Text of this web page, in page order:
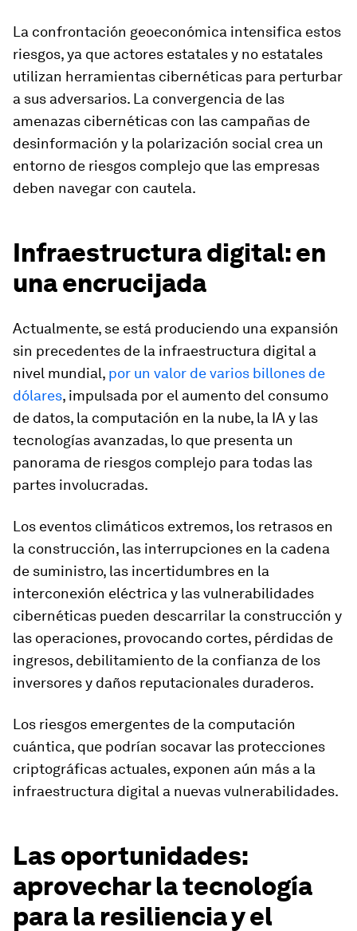
La confrontación geoeconómica intensifica estos
riesgos, ya que actores estatales y no estatales
utilizan herramientas cibernéticas para perturbar
a sus adversarios. La convergencia de las
amenazas cibernéticas con las campañas de
desinformación y la polarización social crea un
entorno de riesgos complejo que las empresas
deben navegar con cautela.
Infraestructura digital: en
una encrucijada
Actualmente, se está produciendo una expansión
sin precedentes de la infraestructura digital a
nivel mundial, por un valor de varios billones de
dólares, impulsada por el aumento del consumo
de datos, la computación en la nube, la IA y las
tecnologías avanzadas, lo que presenta un
panorama de riesgos complejo para todas las
partes involucradas.
Los eventos climáticos extremos, los retrasos en
la construcción, las interrupciones en la cadena
de suministro, las incertidumbres en la
interconexión eléctrica y las vulnerabilidades
cibernéticas pueden descarrilar la construcción y
las operaciones, provocando cortes, pérdidas de
ingresos, debilitamiento de la confianza de los
inversores y daños reputacionales duraderos.
Los riesgos emergentes de la computación
cuántica, que podrían socavar las protecciones
criptográficas actuales, exponen aún más a la
infraestructura digital a nuevas vulnerabilidades.
Las oportunidades:
aprovechar la tecnología
para la resiliencia y el